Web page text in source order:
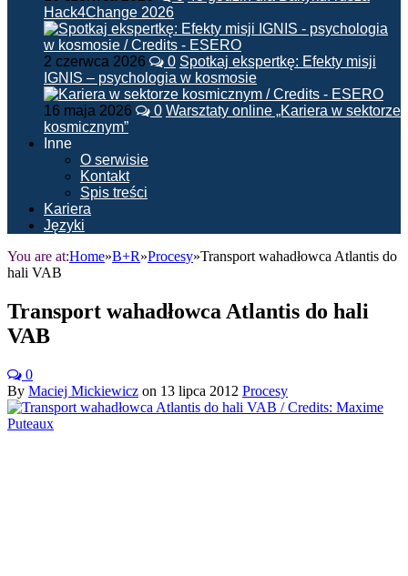
Hack4Change 2026
2 czerwca 2026 0 Spotkaj ekspertkę: Efekty misji
IGNIS – psychologia w kosmosie
16 maja 2026 0 Warsztaty online „Kariera w sektorze
kosmicznym”
Inne
O serwisie
Kontakt
Spis treści
Kariera
Języki
You are at:Home»B+R»Procesy»Transport wahadłowca Atlantis do
hali VAB
Transport wahadłowca Atlantis do hali
VAB
0
By Maciej Mickiewicz on 13 lipca 2012 Procesy